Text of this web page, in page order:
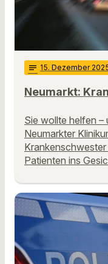
notes 15. Dezember
Neumarkt:
Sie wollte helfen –
Neumarkter
Patienten ins